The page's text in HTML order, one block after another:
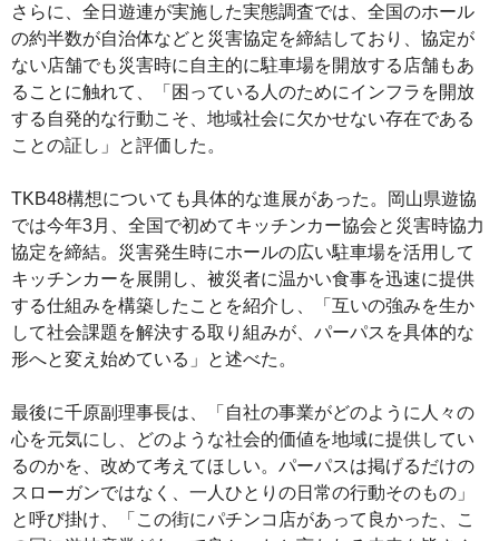
さらに、全日遊連が実施した実態調査では、全国のホール
の約半数が自治体などと災害協定を締結しており、協定が
ない店舗でも災害時に自主的に駐車場を開放する店舗もあ
ることに触れて、「困っている人のためにインフラを開放
する自発的な行動こそ、地域社会に欠かせない存在である
ことの証し」と評価した。
TKB48構想についても具体的な進展があった。岡山県遊協
では今年3月、全国で初めてキッチンカー協会と災害時協力
協定を締結。災害発生時にホールの広い駐車場を活用して
キッチンカーを展開し、被災者に温かい食事を迅速に提供
する仕組みを構築したことを紹介し、「互いの強みを生か
して社会課題を解決する取り組みが、パーパスを具体的な
形へと変え始めている」と述べた。
最後に千原副理事長は、「自社の事業がどのように人々の
心を元気にし、どのような社会的価値を地域に提供してい
るのかを、改めて考えてほしい。パーパスは掲げるだけの
スローガンではなく、一人ひとりの日常の行動そのもの」
と呼び掛け、「この街にパチンコ店があって良かった、こ